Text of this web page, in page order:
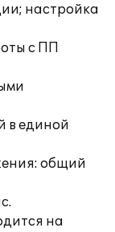
настройка
с ПП
в единой
общий
на